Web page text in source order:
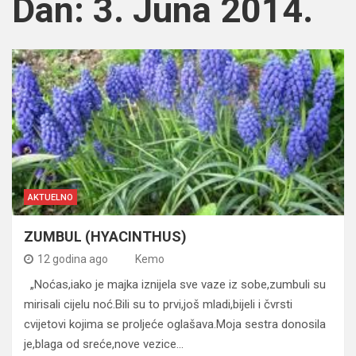
Dan: 3. Juna 2014.
AKTUELNO
ZUMBUL (HYACINTHUS)
12 godina ago Kemo
„Noćas,iako je majka iznijela sve vaze iz sobe,zumbuli su
mirisali cijelu noć.Bili su to prvi,još mladi,bijeli i čvrsti
cvijetovi kojima se proljeće oglašava.Moja sestra donosila
je,blaga od sreće,nove vezice…